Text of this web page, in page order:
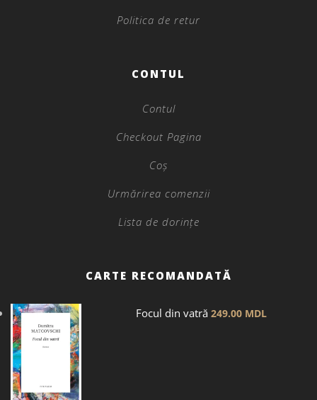
Politica de retur
CONTUL
Contul
Checkout Pagina
Coș
Urmărirea comenzii
Lista de dorințe
CARTE RECOMANDATĂ
Focul din vatră 249.00 MDL